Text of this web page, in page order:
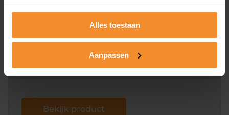
Alles toestaan
Aanpassen
Een uitgebreid overzicht van het perceel en
dit inclusief de luchtfoto!
Bekijk product